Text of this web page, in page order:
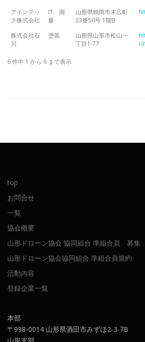
アインテッ
ク株式会社
IT、測
量
山形県鶴岡市末広町
23番50号 1階B
株式会社石
川
塗装
山形県山形市松山一
丁目1-77
6 件中 1 から 6 まで表示
top
お問合せ
一覧
協会概要
山形ドローン協会 協同組合 準組合員 募集
山形ドローン協会協同組合 準組合員規約
活動内容
登録企業一覧
本部
〒998-0014 山形県酒田市みずほ2-3-7B
山形支部